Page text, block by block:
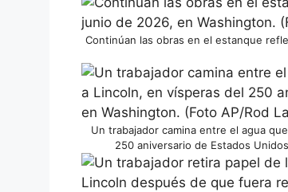
Continúan las obras en el estanque
Un trabajador camina entre el agua
250 aniversario de Estados